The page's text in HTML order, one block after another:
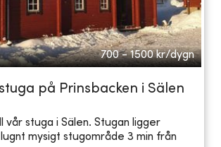
700 - 1500 kr/dygn
på Prinsbacken i Sälen
vår stuga i Sälen. Stugan ligger
mysigt stugområde 3 min från